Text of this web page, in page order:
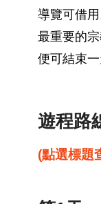
導覽可借
最重要的
便可結束一
遊程路
(點選標題